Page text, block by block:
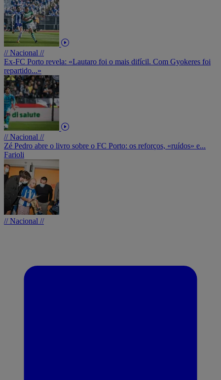
// Nacional //
Ex-FC Porto revela: «Lautaro foi o mais difícil. Com Gyokeres foi
repartido...»
// Nacional //
Zé Pedro abre o livro sobre o FC Porto: os reforços, «ruídos» e...
Farioli
// Nacional //